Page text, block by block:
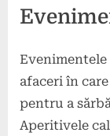
afaceri în
pentru a
Aperitivele